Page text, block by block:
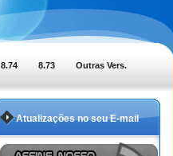
8.74 8.73 Outras Vers.
Atualizações no seu E-mail